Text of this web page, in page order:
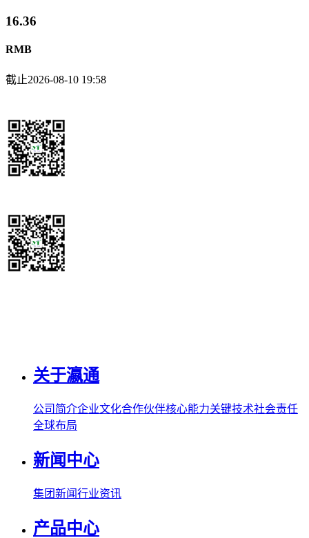
16.36
RMB
截止2026-08-10 19:58
关于瀛通
公司简介企业文化合作伙伴核心能力关键技术社会责任
全球布局
新闻中心
集团新闻行业资讯
产品中心